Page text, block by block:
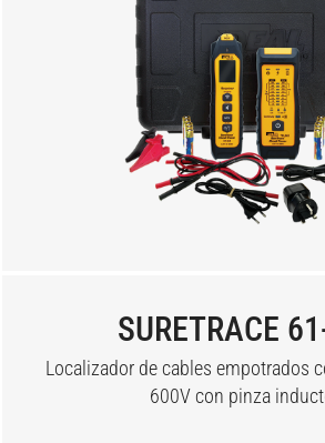
SURETRACE
Localizador de cables empotrados
600V con pinza